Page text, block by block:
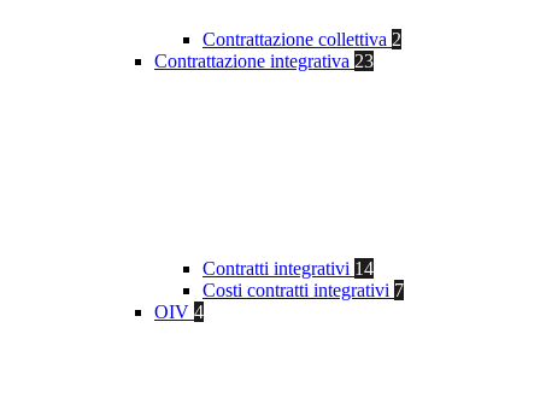
Contrattazione collettiva 2
Contrattazione integrativa 23
Contratti integrativi 14
Costi contratti integrativi 7
OIV 4